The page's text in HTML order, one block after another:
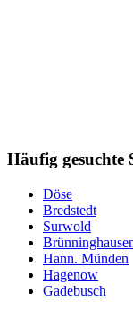
Häufig gesuchte
Döse
Bredstedt
Surwold
Hann. Münden
Hagenow
Gadebusch